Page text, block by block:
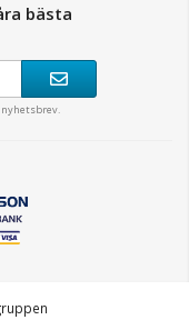
bästa